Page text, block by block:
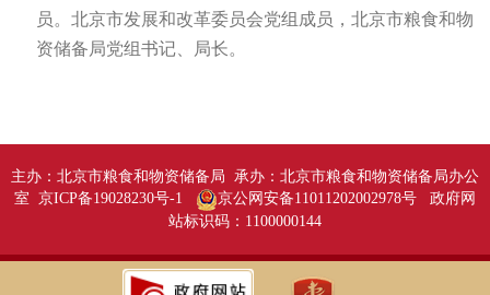
员。北京市发展和改革委员会党组成员，北京市粮食和物
资储备局党组书记、局长。
主办：北京市粮食和物资储备局 承办：北京市粮食和物资储备局办公
室 京ICP备19028230号-1
京公网安备11011202002978号政府网
站标识码：1100000144